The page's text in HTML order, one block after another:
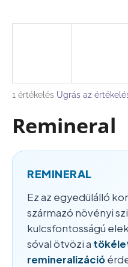
A
átlagos
értékelése
ből
5,0
csillag.
1 értékelés Ugrás az
Remineral
REMINERAL
Ez az egyedülálló
származó növényi
kulcsfontosságú
sóval ötvözi a
remineralizáció
l
j
k
ROZSDAMENTES
ACÉL
DOBOZ
TÖMÍTÉSSEL
€11,53